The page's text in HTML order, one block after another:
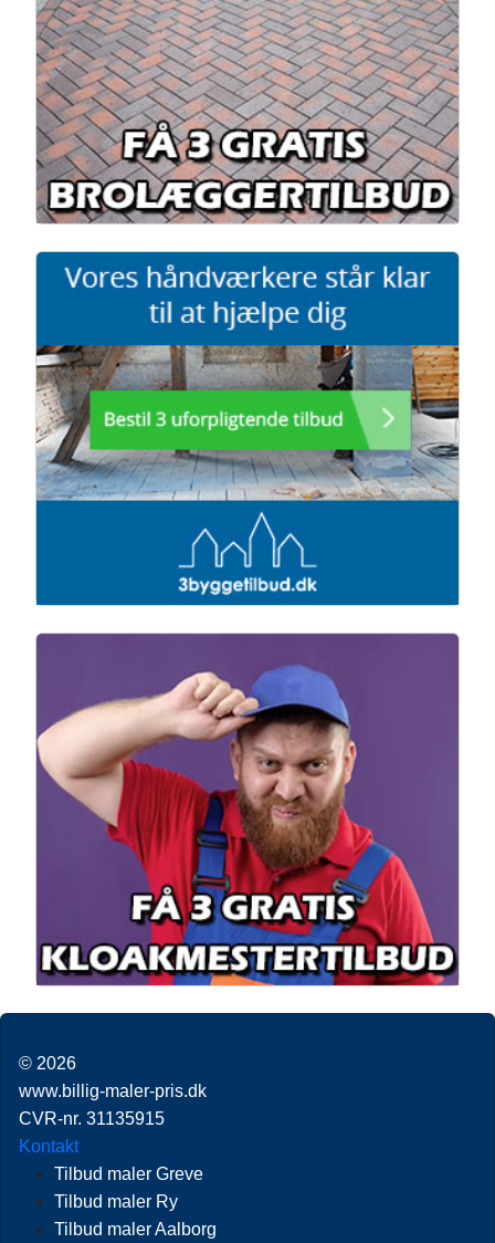
© 2026
www.billig-maler-pris.dk
CVR-nr. 31135915
Kontakt
Tilbud maler Greve
Tilbud maler Ry
Tilbud maler Aalborg